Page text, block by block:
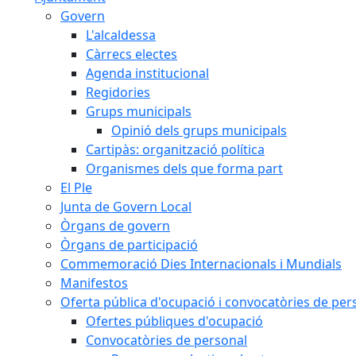
Govern
L'alcaldessa
Càrrecs electes
Agenda institucional
Regidories
Grups municipals
Opinió dels grups municipals
Cartipàs: organització política
Organismes dels que forma part
El Ple
Junta de Govern Local
Òrgans de govern
Òrgans de participació
Commemoració Dies Internacionals i Mundials
Manifestos
Oferta pública d'ocupació i convocatòries de
Ofertes públiques d'ocupació
Convocatòries de personal